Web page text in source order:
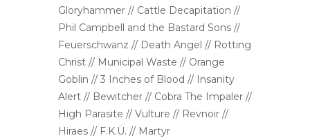
Gloryhammer // Cattle Decapitation //
Phil Campbell and the Bastard Sons //
Feuerschwanz // Death Angel // Rotting
Christ // Municipal Waste // Orange
Goblin // 3 Inches of Blood // Insanity
Alert // Bewitcher // Cobra The Impaler //
High Parasite // Vulture // Revnoir //
Hiraes // F.K.Ü. // Martyr